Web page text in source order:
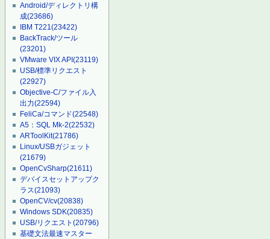
Android/ディレクトリ構
成(23686)
IBM T221(23422)
BackTrack/ツール
(23201)
VMware VIX API(23119)
USB/標準リクエスト
(22927)
Objective-C/ファイル入
出力(22594)
FeliCa/コマンド(22548)
A5：SQL Mk-2(22532)
ARToolKit(21786)
Linux/USBガジェット
(21679)
OpenCvSharp(21611)
デバイスセットアップク
ラス(21093)
OpenCV/cv(20838)
Windows SDK(20835)
USB/リクエスト(20796)
基礎文法最速マスター